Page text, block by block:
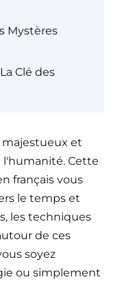
Mystères
Clé des
majestueux et
l'humanité. Cette
français vous
le temps et
les techniques
de ces
soyez
ou simplement